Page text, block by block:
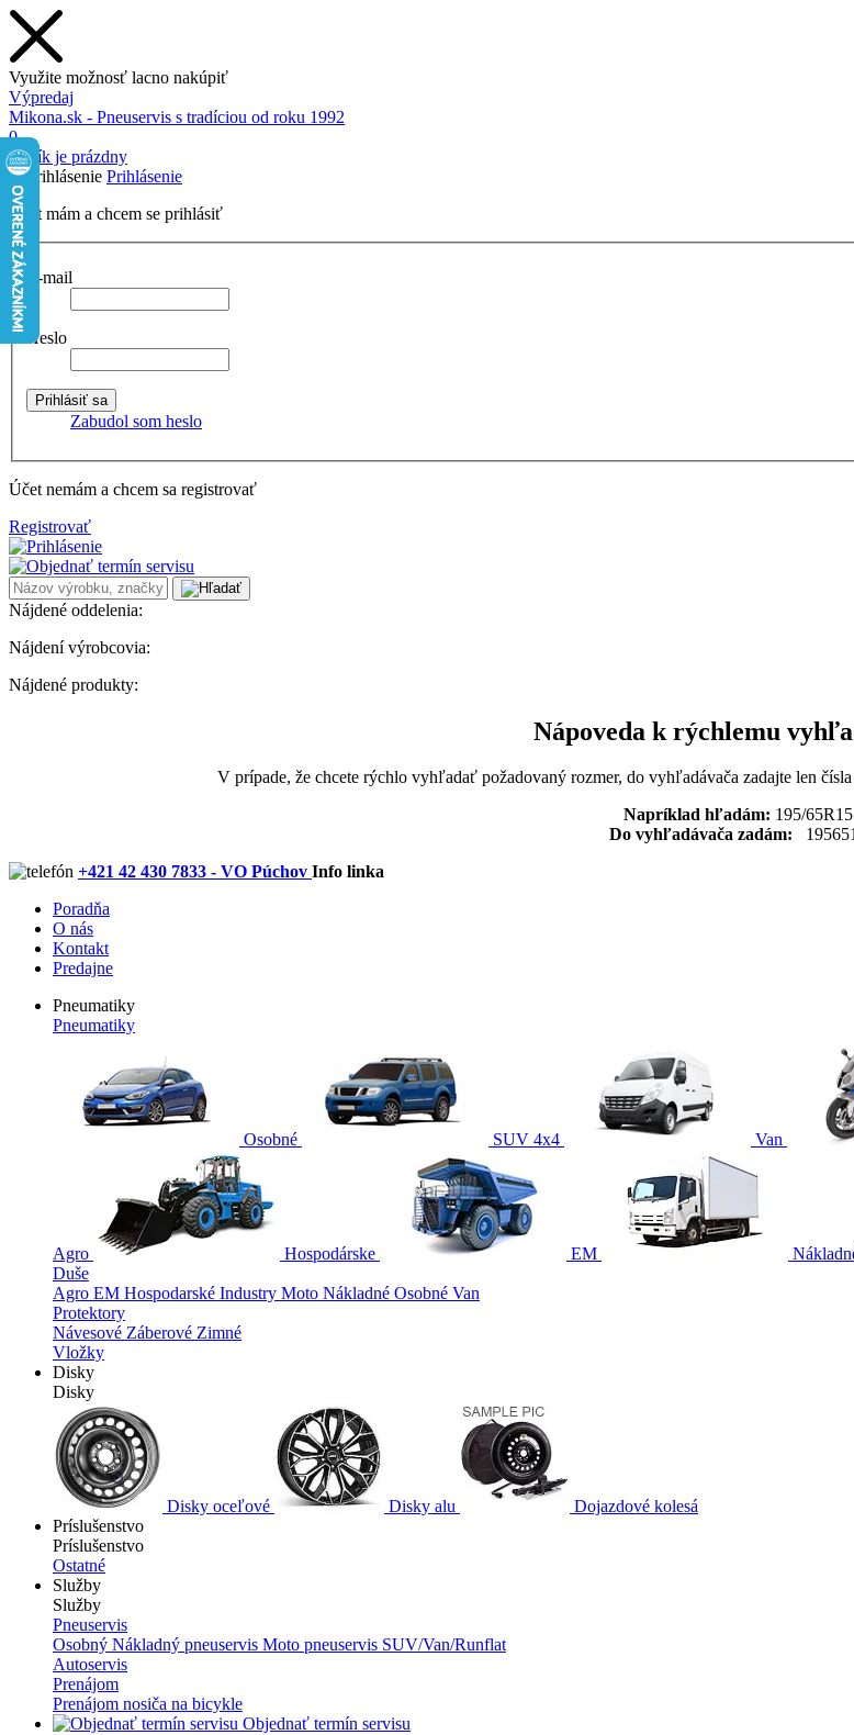
Využite možnosť lacno nakúpiť
Výpredaj
Mikona.sk - Pneuservis s tradíciou od roku 1992
0
Košík je prázdny
Prihlásenie
Účet mám a chcem se prihlásiť
E-mail
Heslo
Zabudol som heslo
Účet nemám a chcem sa registrovať
Registrovať
Nájdené oddelenia:
Nájdení výrobcovia:
Nájdené produkty:
Nápoveda k rýchlemu
V prípade, že chcete rýchlo vyhľadať požadovaný rozmer, do vyhľadávača zadajte len
Napríklad hľadám: 195/65R15
Do vyhľadávača zadám:
+421 42 430 7833 - VO Púchov Info linka
Poradňa
O nás
Kontakt
Predajne
Pneumatiky
Pneumatiky
Osobné SUV 4x4 Van
Agro Hospodárske EM
Duše
Agro EM Hospodarské Industry Moto Nákladné Osobné Van
Protektory
Návesové Záberové Zimné
Vložky
Disky
Disky
Disky oceľové Disky alu
Dojazdové kolesá
Príslušenstvo
Príslušenstvo
Ostatné
Služby
Služby
Pneuservis
Osobný Nákladný pneuservis Moto pneuservis SUV/Van/Runflat
Autoservis
Prenájom
Prenájom nosiča na bicykle
Objednať termín servisu